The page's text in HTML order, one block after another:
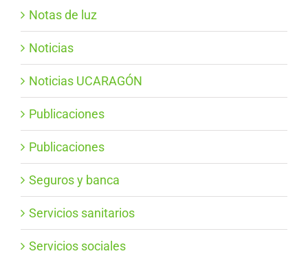
Notas de luz
Noticias
Noticias UCARAGÓN
Publicaciones
Publicaciones
Seguros y banca
Servicios sanitarios
Servicios sociales